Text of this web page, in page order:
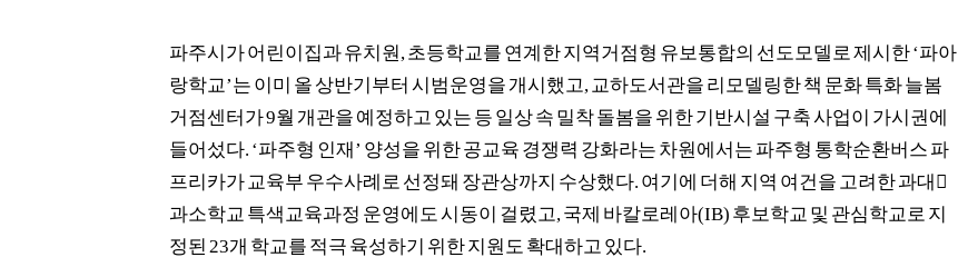
파주시가 어린이집과 유치원,초등학교를 연계한 지역거점형 유보통합의 선도모델로 제시한‘파아
랑학교’는 이미 올 상반기부터 시범운영을 개시했고,교하도서관을 리모델링한 책 문화 특화 늘봄
거점센터가9월 개관을 예정하고 있는 등 일상 속 밀착 돌봄을 위한 기반시설 구축 사업이 가시권에
들어섰다. ‘파주형 인재’ 양성을 위한 공교육 경쟁력 강화라는 차원에서는 파주형 통학순환버스 파
프리카가 교육부 우수사례로 선정돼 장관상까지 수상했다. 여기에 더해 지역 여건을 고려한 과대
과소학교 특색교육과정 운영에도 시동이 걸렸고,국제 바칼로레아(IB) 후보학교 및 관심학교로 지
정된 23개 학교를 적극 육성하기 위한 지원도 확대하고 있다.